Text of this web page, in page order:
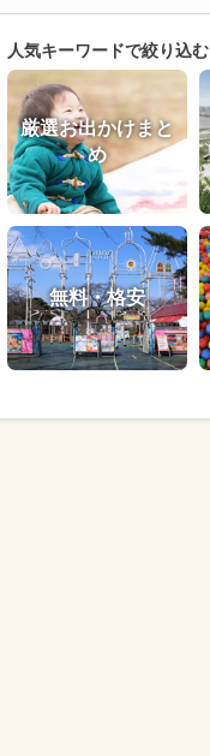
人気キーワードで絞り込む
厳選お出かけまと
め
無料・格安